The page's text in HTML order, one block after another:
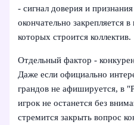
- сигнал доверия и
окончательно закрепляется
которых строится коллектив.
Отдельный фактор -
Даже если официально
грандов не афишируется, в
игрок не останется без
стремится закрыть вопрос